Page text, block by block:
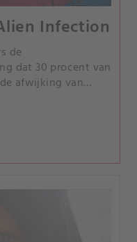
Infection
de
dat 30 procent van
afwijking van